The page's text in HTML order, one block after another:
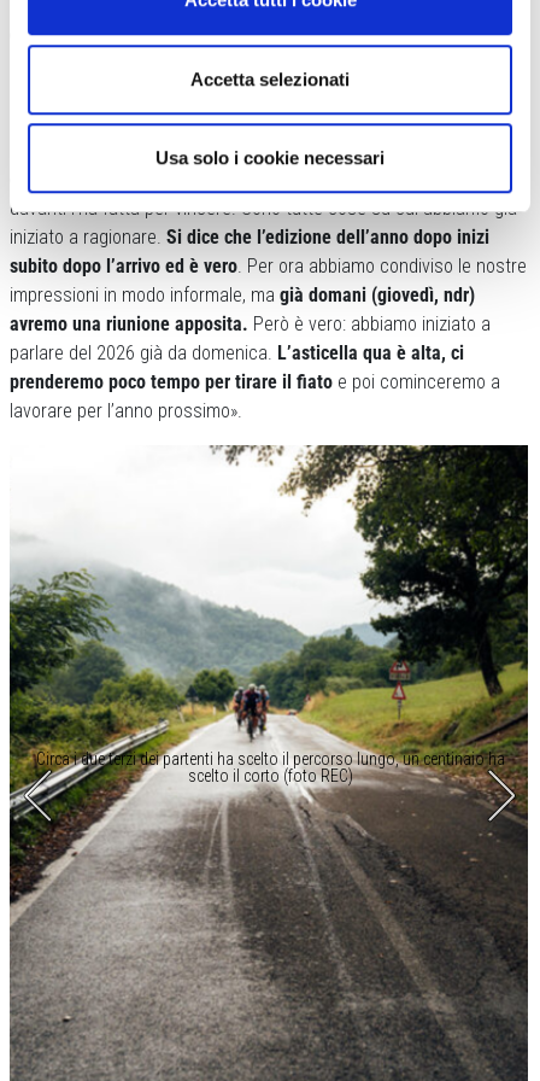
Accetta selezionati
Usa solo i cookie necessari
«Anche noi del direttivo – prosegue Sara Albini –
dal paese, ascoltando la telecronaca e rimanendo costantemente
evento per il paese e la promozione del territorio, la parte
agonistica è venuta fuori con il tratto a cronometro. Chi vinto ha
fatto dei risultati importanti. Patrick Facchini l’ha fatta in 14 minuti
davanti l’ha fatta per vincere. Sono tutte cose su cui abbiamo già
iniziato a ragionare. Si dice che l’edizione dell’anno dopo inizi
subito dopo l’arrivo ed è vero . Per ora abbiamo condiviso le nostre
impressioni in modo informale, ma già domani (giovedì, ndr)
avremo una riunione apposita. Però è vero: abbiamo iniziato a
parlare del 2026 già da domenica. L’asticella qua è alta, ci
prenderemo poco tempo per tirare il fiato e poi cominceremo a
lavorare per l’anno prossimo».
Circa i due terzi dei partenti ha scelto il percorso lungo, un centinaio ha
scelto il corto (foto REC)